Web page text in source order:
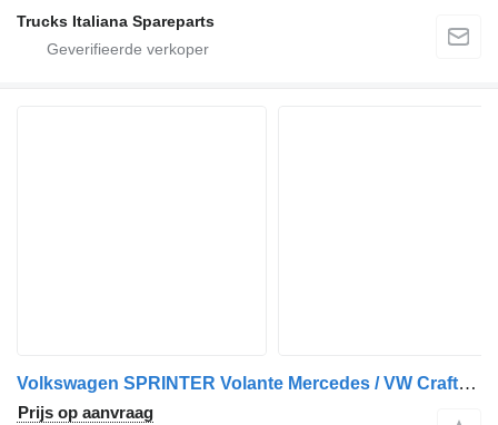
Trucks Italiana Spareparts
Volkswagen SPRINTER Volante Mercedes / VW Crafter A9064640201 stuur voor vrachtwagen
Prijs op aanvraag